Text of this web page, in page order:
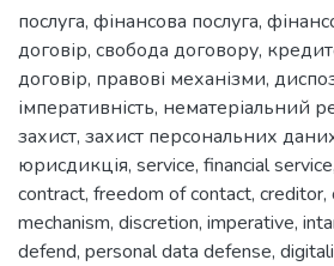
послуга, фінансова послуга,
договір, свобода договору,
договір, правові механізми,
імперативність, нематеріальний
захист, захист персональних
юрисдикція, service, financial service,
contract, freedom of contact, creditor,
mechanism, discretion, imperative,
defend, personal data defense,